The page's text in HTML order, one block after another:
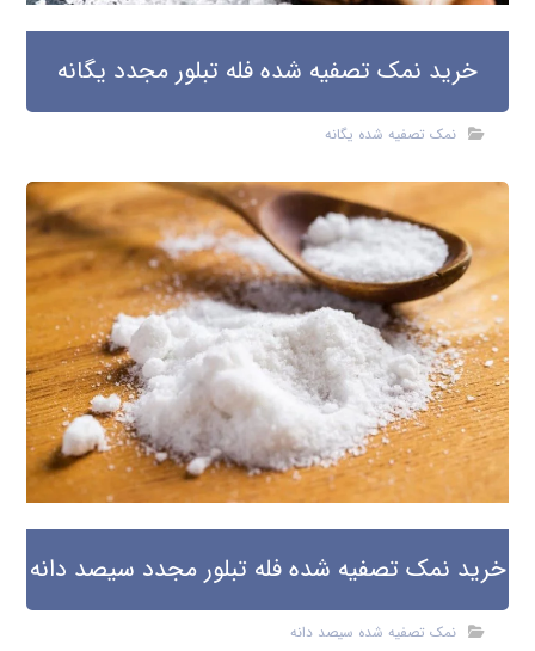
خرید نمک تصفیه شده فله تبلور مجدد یگانه
نمک تصفیه شده یگانه
خرید نمک تصفیه شده فله تبلور مجدد سیصد دانه
نمک تصفیه شده سیصد دانه